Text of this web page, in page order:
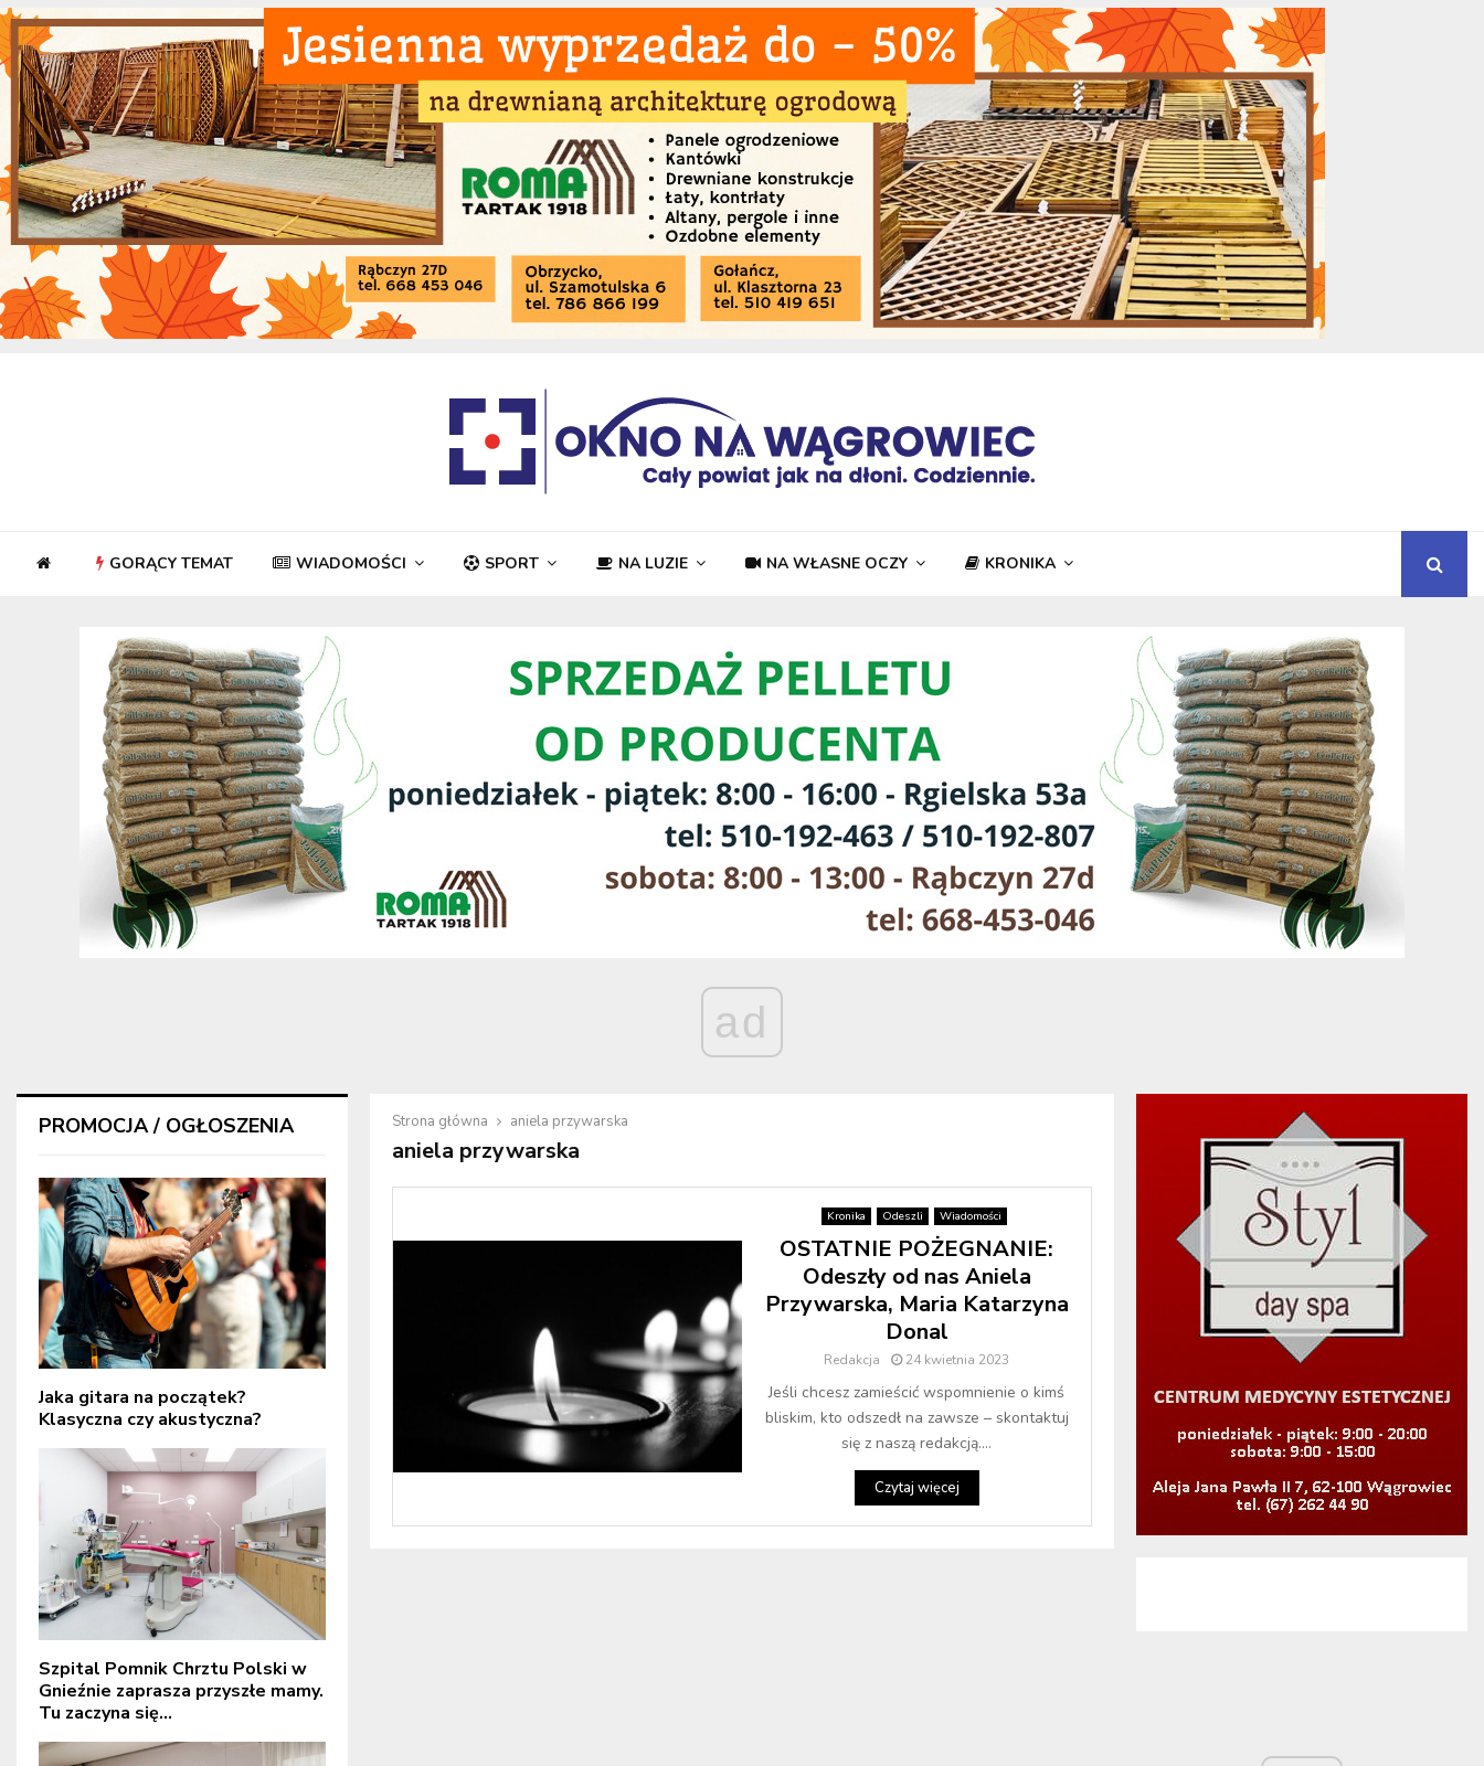
GORĄCY TEMAT WIADOMOŚCI SPORT NA LUZIE NA WŁASNE OCZY KRONIKA
ad
Strona główna aniela przywarska
aniela przywarska
Kronika Odeszli Wiadomości
OSTATNIE POŻEGNANIE:
Odeszły od nas Aniela
Przywarska, Maria Katarzyna
Donal
Redakcja 24 kwietnia 2023
Jeśli chcesz zamieścić wspomnienie o kimś
bliskim, kto odszedł na zawsze – skontaktuj
się z naszą redakcją....
Czytaj więcej
PROMOCJA / OGŁOSZENIA
Jaka gitara na początek?
Klasyczna czy akustyczna?
Szpital Pomnik Chrztu Polski w
Gnieźnie zaprasza przyszłe mamy.
Tu zaczyna się...